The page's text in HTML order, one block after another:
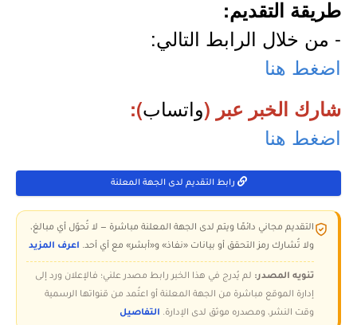
طريقة التقديم:
- من خلال الرابط التالي:
اضغط هنا
شارك الخبر عبر (واتساب):
اضغط هنا
رابط التقديم لدى الجهة المعلنة
التقديم مجاني دائمًا ويتم لدى الجهة المعلنة مباشرة — لا تُحوّل أي مبالغ،
ولا تُشارك رمز التحقق أو بيانات «نفاذ» و«أبشر» مع أي أحد. اعرف المزيد
تنويه المصدر: لم يُدرج في هذا الخبر رابط مصدر علني؛ فالإعلان ورد إلى
إدارة الموقع مباشرة من الجهة المعلنة أو اعتُمد من قنواتها الرسمية
وقت النشر، ومصدره موثق لدى الإدارة. التفاصيل